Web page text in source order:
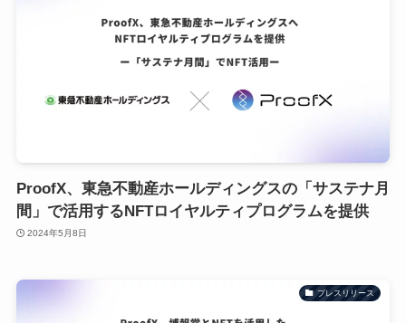
ProofX、東急不動産ホールディングスの「サステナ月
間」で活用するNFTロイヤルティプログラムを提供
2024年5月8日
プレスリリース